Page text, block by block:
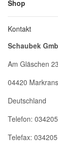
Shop
Kontakt
Schaubek
Am Gläschen 23
04420
Deutschland
Telefon:
Telefax: